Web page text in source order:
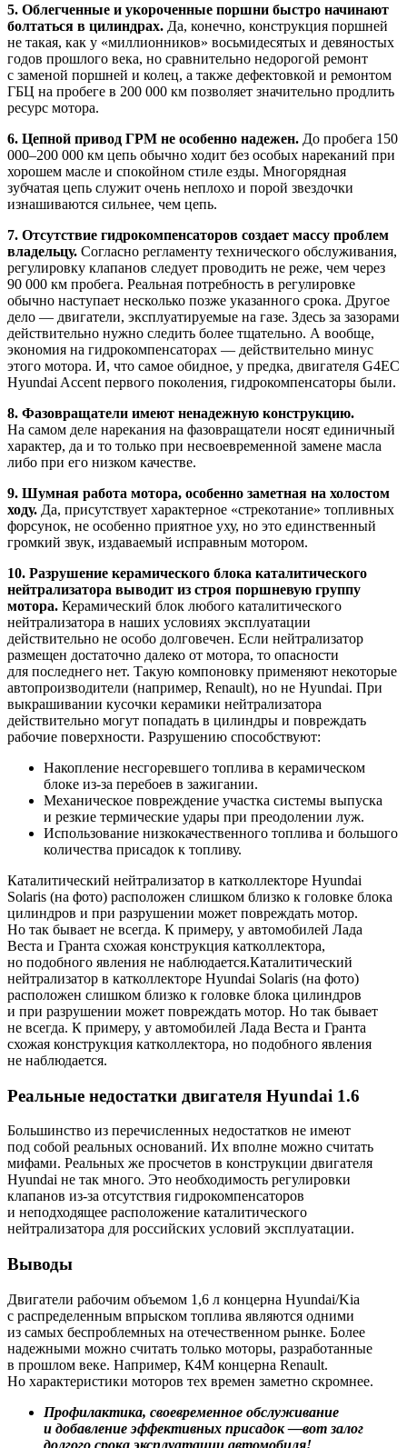
5. Облегченные и укороченные поршни быстро начинают
болтаться в цилиндрах. Да, конечно, конструкция поршней
не такая, как у «миллионников» восьмидесятых и девяностых
годов прошлого века, но сравнительно недорогой ремонт
с заменой поршней и колец, а также дефектовкой и ремонтом
ГБЦ на пробеге в 200 000 км позволяет значительно продлить
ресурс мотора.
6. Цепной привод ГРМ не особенно надежен. До пробега 150
000–200 000 км цепь обычно ходит без особых нареканий при
хорошем масле и спокойном стиле езды. Многорядная
зубчатая цепь служит очень неплохо и порой звездочки
изнашиваются сильнее, чем цепь.
7. Отсутствие гидрокомпенсаторов создает массу проблем
владельцу. Согласно регламенту технического обслуживания,
регулировку клапанов следует проводить не реже, чем через
90 000 км пробега. Реальная потребность в регулировке
обычно наступает несколько позже указанного срока. Другое
дело — двигатели, эксплуатируемые на газе. Здесь за зазорами
действительно нужно следить более тщательно. А вообще,
экономия на гидрокомпенсаторах — действительно минус
этого мотора. И, что самое обидное, у предка, двигателя G4EC
Hyundai Accent первого поколения, гидрокомпенсаторы были.
8. Фазовращатели имеют ненадежную конструкцию.
На самом деле нарекания на фазовращатели носят единичный
характер, да и то только при несвоевременной замене масла
либо при его низком качестве.
9. Шумная работа мотора, особенно заметная на холостом
ходу. Да, присутствует характерное «стрекотание» топливных
форсунок, не особенно приятное уху, но это единственный
громкий звук, издаваемый исправным мотором.
10. Разрушение керамического блока каталитического
нейтрализатора выводит из строя поршневую группу
мотора. Керамический блок любого каталитического
нейтрализатора в наших условиях эксплуатации
действительно не особо долговечен. Если нейтрализатор
размещен достаточно далеко от мотора, то опасности
для последнего нет. Такую компоновку применяют некоторые
автопроизводители (например, Renault), но не Hyundai. При
выкрашивании кусочки керамики нейтрализатора
действительно могут попадать в цилиндры и повреждать
рабочие поверхности. Разрушению способствуют:
Накопление несгоревшего топлива в керамическом
блоке из-за перебоев в зажигании.
Механическое повреждение участка системы выпуска
и резкие термические удары при преодолении луж.
Использование низкокачественного топлива и большого
количества присадок к топливу.
Каталитический нейтрализатор в катколлекторе Hyundai
Solaris (на фото) расположен слишком близко к головке блока
цилиндров и при разрушении может повреждать мотор.
Но так бывает не всегда. К примеру, у автомобилей Лада
Веста и Гранта схожая конструкция катколлектора,
но подобного явления не наблюдается.Каталитический
нейтрализатор в катколлекторе Hyundai Solaris (на фото)
расположен слишком близко к головке блока цилиндров
и при разрушении может повреждать мотор. Но так бывает
не всегда. К примеру, у автомобилей Лада Веста и Гранта
схожая конструкция катколлектора, но подобного явления
не наблюдается.
Реальные недостатки двигателя Hyundai 1.6
Большинство из перечисленных недостатков не имеют
под собой реальных оснований. Их вполне можно считать
мифами. Реальных же просчетов в конструкции двигателя
Hyundai не так много. Это необходимость регулировки
клапанов из-за отсутствия гидрокомпенсаторов
и неподходящее расположение каталитического
нейтрализатора для российских условий эксплуатации.
Выводы
Двигатели рабочим объемом 1,6 л концерна Hyundai/Kia
с распределенным впрыском топлива являются одними
из самых беспроблемных на отечественном рынке. Более
надежными можно считать только моторы, разработанные
в прошлом веке. Например, К4М концерна Renault.
Но характеристики моторов тех времен заметно скромнее.
Профилактика, своевременное обслуживание
и добавление эффективных присадок—вот залог
долгого срока эксплуатации автомобиля!